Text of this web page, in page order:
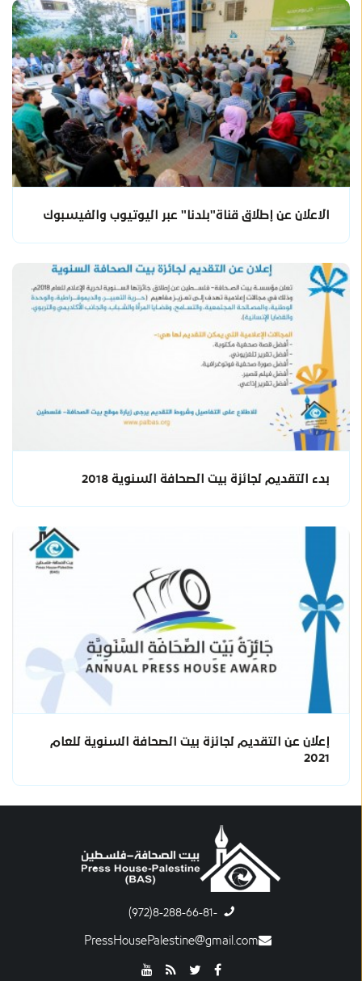
الاعلان عن إطلاق قناة"بلدنا" عبر اليوتيوب والفيسبوك
بدء التقديم لجائزة بيت الصحافة السنوية 2018
إعلان عن التقديم لجائزة بيت الصحافة السنوية للعام
2021
-8-288-66-81(972)
PressHousePalestine@gmail.com